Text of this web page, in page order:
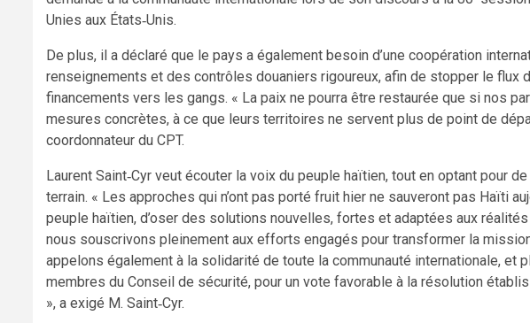
Unies aux États‑Unis.
De plus, il a déclaré que le pays a également besoin d’une coopération
renseignements et des contrôles douaniers rigoureux, afin de stopper le flux
financements vers les gangs. « La paix ne pourra être restaurée que si nos
mesures concrètes, à ce que leurs territoires ne servent plus de point de
coordonnateur du CPT.
Laurent Saint‑Cyr veut écouter la voix du peuple haïtien, tout en optant pour
terrain. « Les approches qui n’ont pas porté fruit hier ne sauveront pas Haïti
peuple haïtien, d’oser des solutions nouvelles, fortes et adaptées aux réalités
nous souscrivons pleinement aux efforts engagés pour transformer la
appelons également à la solidarité de toute la communauté internationale, et
membres du Conseil de sécurité, pour un vote favorable à la résolution
», a exigé M. Saint‑Cyr.